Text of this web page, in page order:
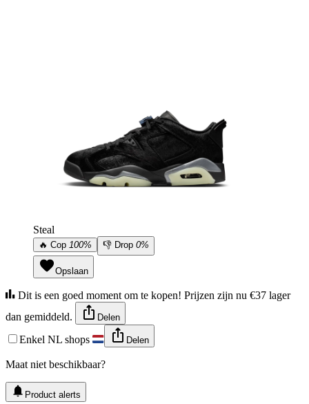
Steal
🔥 Cop 100% 👎 Drop 0%
Opslaan
Dit is een goed moment om te kopen! Prijzen zijn nu €37 lager
dan gemiddeld.
Delen
Enkel NL shops Delen
Maat niet beschikbaar?
Product alerts